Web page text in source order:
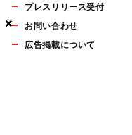
×
×
×
プレスリリース受付
お問い合わせ
広告掲載について